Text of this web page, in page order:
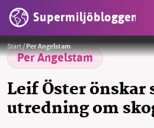
Supermiljöbloggen
OMRÅDEN
MILJÖFAKTA
OM OSS
Start/Per Angelstam
Per Angelstam
Leif Öster önskar
utredning om
Så här vackert kan det vara i den